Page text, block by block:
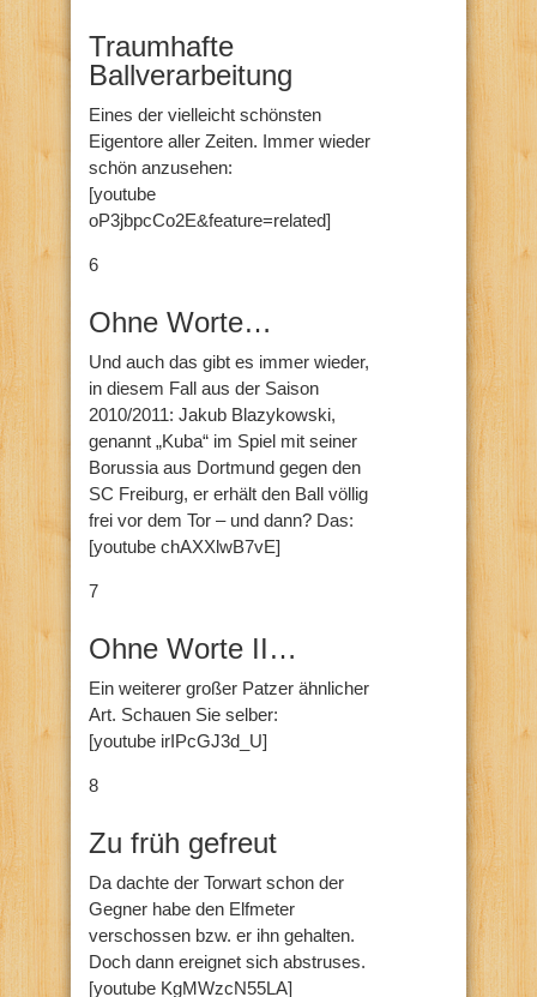
Traumhafte
Ballverarbeitung
Eines der vielleicht schönsten
Eigentore aller Zeiten. Immer wieder
schön anzusehen:
[youtube
oP3jbpcCo2E&feature=related]
6
Ohne Worte…
Und auch das gibt es immer wieder,
in diesem Fall aus der Saison
2010/2011: Jakub Blazykowski,
genannt „Kuba“ im Spiel mit seiner
Borussia aus Dortmund gegen den
SC Freiburg, er erhält den Ball völlig
frei vor dem Tor – und dann? Das:
[youtube chAXXlwB7vE]
7
Ohne Worte II…
Ein weiterer großer Patzer ähnlicher
Art. Schauen Sie selber:
[youtube irIPcGJ3d_U]
8
Zu früh gefreut
Da dachte der Torwart schon der
Gegner habe den Elfmeter
verschossen bzw. er ihn gehalten.
Doch dann ereignet sich abstruses.
[youtube KgMWzcN55LA]